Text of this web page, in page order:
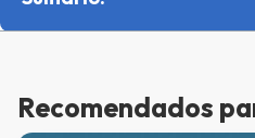
Recomendados